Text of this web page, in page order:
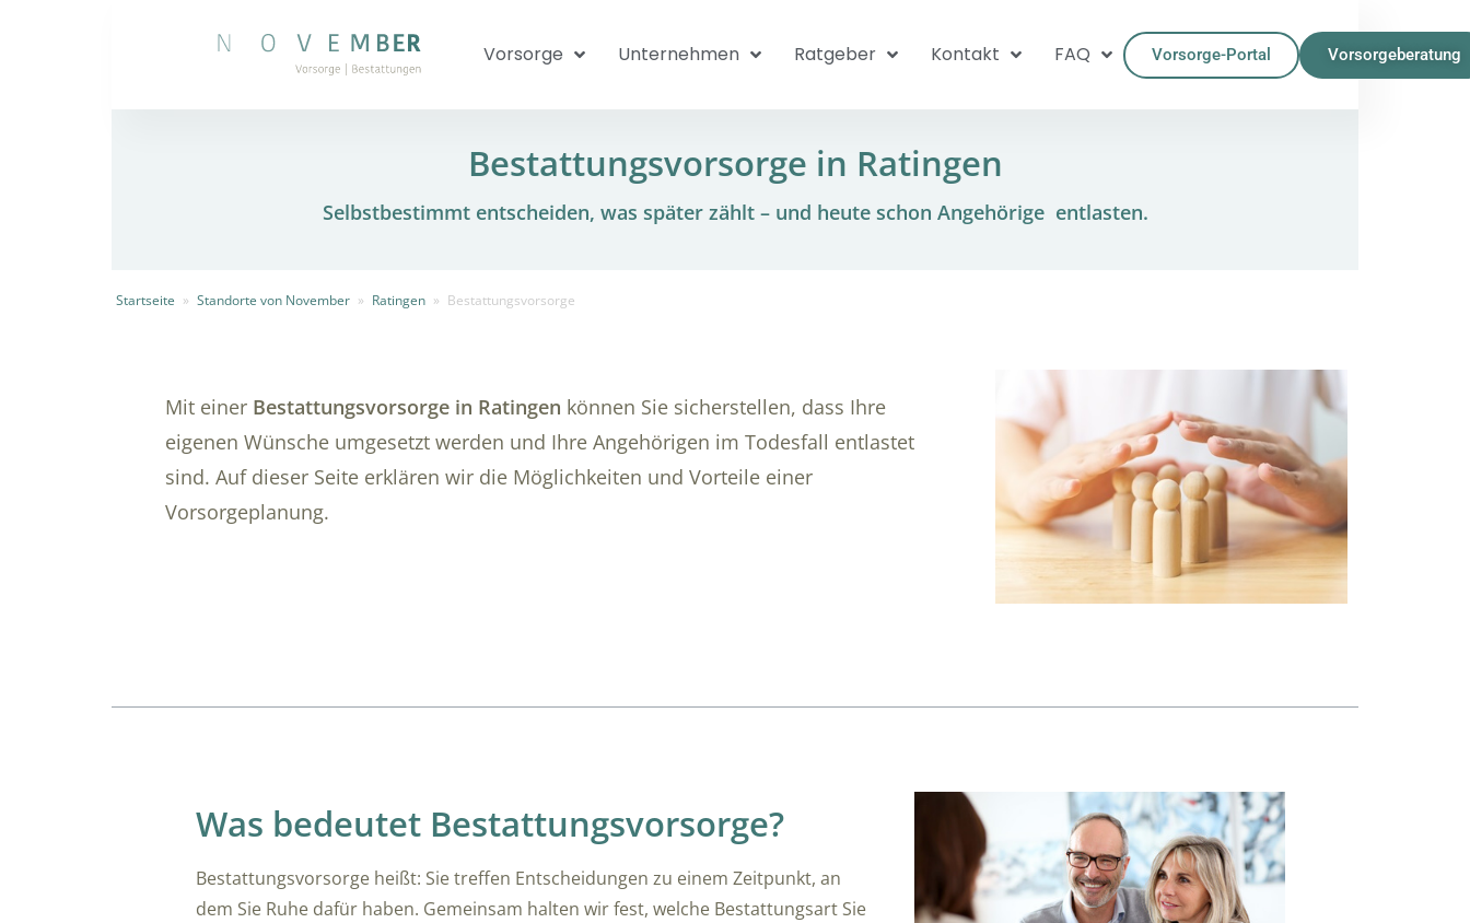
Vorsorge Unternehmen Ratgeber Kontakt FAQ Vorsorge-Portal Vorsorgeberatung
Bestattungsvorsorge in Ratingen
Selbstbestimmt entscheiden, was später zählt – und heute schon Angehörige entlasten.
Startseite » Standorte von November » Ratingen » Bestattungsvorsorge
Mit einer Bestattungsvorsorge in Ratingen können Sie sicherstellen, dass Ihre
eigenen Wünsche umgesetzt werden und Ihre Angehörigen im Todesfall entlastet
sind. Auf dieser Seite erklären wir die Möglichkeiten und Vorteile einer
Vorsorgeplanung.
Was bedeutet Bestattungsvorsorge?
Bestattungsvorsorge heißt: Sie treffen Entscheidungen zu einem Zeitpunkt, an
dem Sie Ruhe dafür haben. Gemeinsam halten wir fest, welche Bestattungsart Sie